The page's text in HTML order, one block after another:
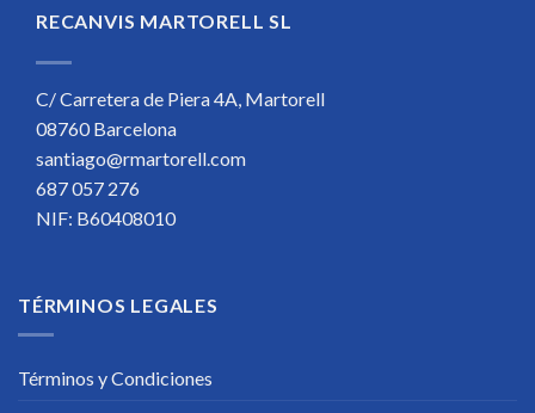
RECANVIS MARTORELL SL
C/ Carretera de Piera 4A, Martorell
08760 Barcelona
santiago@rmartorell.com
687 057 276
NIF: B60408010
TÉRMINOS LEGALES
Términos y Condiciones